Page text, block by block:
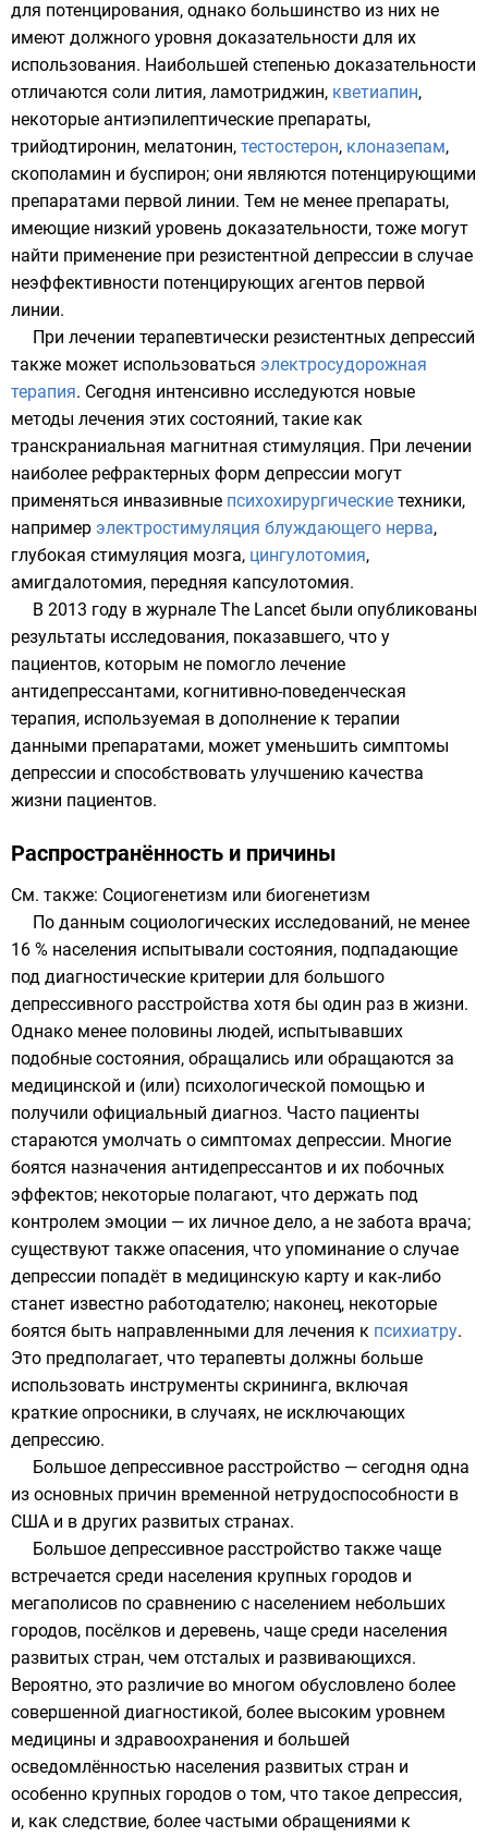
для потенцирования, однако большинство из них не
имеют должного уровня доказательности для их
использования. Наибольшей степенью доказательности
отличаются соли лития, ламотриджин, кветиапин,
некоторые антиэпилептические препараты,
трийодтиронин, мелатонин, тестостерон, клоназепам,
скополамин и буспирон; они являются потенцирующими
препаратами первой линии. Тем не менее препараты,
имеющие низкий уровень доказательности, тоже могут
найти применение при резистентной депрессии в случае
неэффективности потенцирующих агентов первой
линии.
При лечении терапевтически резистентных депрессий
также может использоваться электросудорожная
терапия. Сегодня интенсивно исследуются новые
методы лечения этих состояний, такие как
транскраниальная магнитная стимуляция. При лечении
наиболее рефрактерных форм депрессии могут
применяться инвазивные психохирургические техники,
например электростимуляция блуждающего нерва,
глубокая стимуляция мозга, цингулотомия,
амигдалотомия, передняя капсулотомия.
В 2013 году в журнале The Lancet были опубликованы
результаты исследования, показавшего, что у
пациентов, которым не помогло лечение
антидепрессантами, когнитивно-поведенческая
терапия, используемая в дополнение к терапии
данными препаратами, может уменьшить симптомы
депрессии и способствовать улучшению качества
жизни пациентов.
Распространённость и причины
См. также: Социогенетизм или биогенетизм
По данным социологических исследований, не менее
16 % населения испытывали состояния, подпадающие
под диагностические критерии для большого
депрессивного расстройства хотя бы один раз в жизни.
Однако менее половины людей, испытывавших
подобные состояния, обращались или обращаются за
медицинской и (или) психологической помощью и
получили официальный диагноз. Часто пациенты
стараются умолчать о симптомах депрессии. Многие
боятся назначения антидепрессантов и их побочных
эффектов; некоторые полагают, что держать под
контролем эмоции — их личное дело, а не забота врача;
существуют также опасения, что упоминание о случае
депрессии попадёт в медицинскую карту и как-либо
станет известно работодателю; наконец, некоторые
боятся быть направленными для лечения к психиатру.
Это предполагает, что терапевты должны больше
использовать инструменты скрининга, включая
краткие опросники, в случаях, не исключающих
депрессию.
Большое депрессивное расстройство — сегодня одна
из основных причин временной нетрудоспособности в
США и в других развитых странах.
Большое депрессивное расстройство также чаще
встречается среди населения крупных городов и
мегаполисов по сравнению с населением небольших
городов, посёлков и деревень, чаще среди населения
развитых стран, чем отсталых и развивающихся.
Вероятно, это различие во многом обусловлено более
совершенной диагностикой, более высоким уровнем
медицины и здравоохранения и большей
осведомлённостью населения развитых стран и
особенно крупных городов о том, что такое депрессия,
и, как следствие, более частыми обращениями к